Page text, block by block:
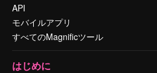
API
モバイルアプリ
すべてのMagnificツール
はじめに